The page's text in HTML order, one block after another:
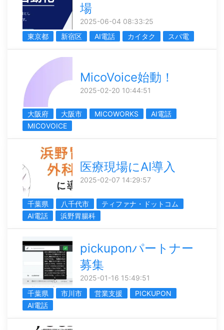
場
2025-06-04 08:33:25
東京都
新宿区 AI電話 カイタク スパ電
MicoVoice始動！
2025-02-20 10:44:51
大阪府 大阪市 MICOWORKS
AI電話
MICOVOICE
医療現場にAI導入
2025-02-07 14:29:57
千葉県 八千代市
ティファナ・ドットコム
AI電話
浜野胃腸科
pickuponパートナー
募集
2025-01-16 15:49:51
千葉県
市川市 営業支援
PICKUPON
AI電話